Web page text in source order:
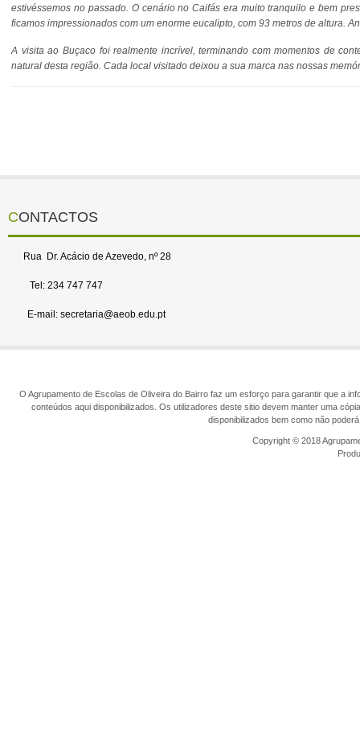
estivéssemos no passado. O cenário no Caifás era muito tranquilo e bem
ficamos impressionados com um enorme eucalipto, com 93 metros de altura.
A visita ao Buçaco foi realmente incrível, terminando com momentos de
natural desta região. Cada local visitado deixou a sua marca nas nossas
CONTACTOS
Rua Dr. Acácio de Azevedo, nº 28
Tel: 234 747 747
E-mail: secretaria@aeob.edu.pt
O Agrupamento de Escolas de Oliveira do Bairro faz um esforço para garantir que a
conteúdos aqui disponibilizados. Os utilizadores deste sitio devem manter uma
disponibilizados bem como não
Copyright © 2018